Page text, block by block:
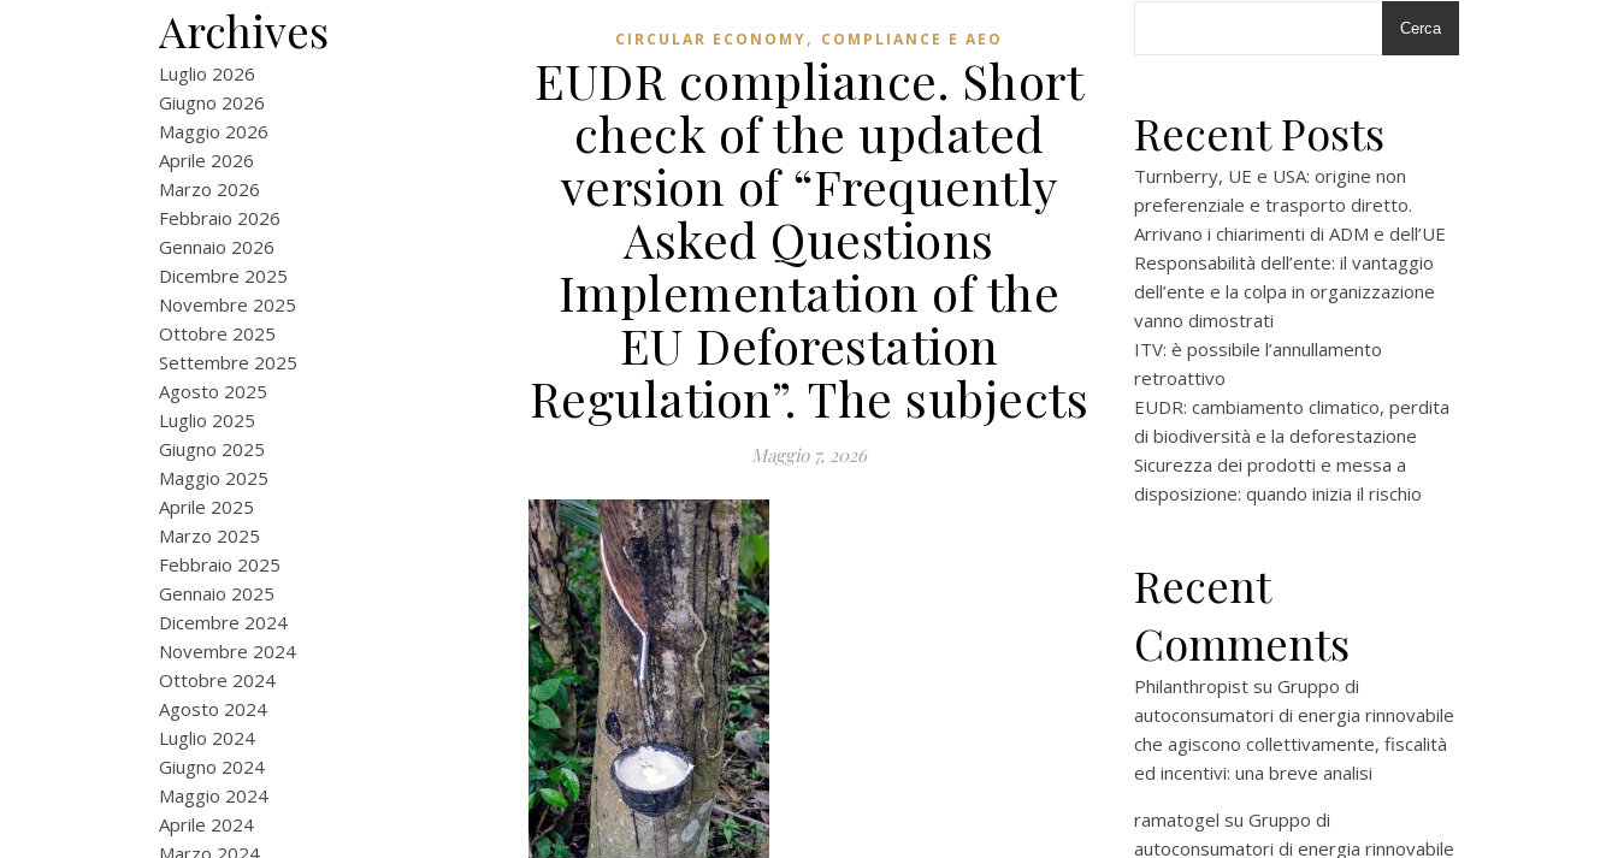
Archives
Luglio 2026
Giugno 2026
Maggio 2026
Aprile 2026
Marzo 2026
Febbraio 2026
Gennaio 2026
Dicembre 2025
Novembre 2025
Ottobre 2025
Settembre 2025
Agosto 2025
Luglio 2025
Giugno 2025
Maggio 2025
Aprile 2025
Marzo 2025
Febbraio 2025
Gennaio 2025
Dicembre 2024
Novembre 2024
Ottobre 2024
Agosto 2024
Luglio 2024
Giugno 2024
Maggio 2024
Aprile 2024
Marzo 2024
CIRCULAR ECONOMY, COMPLIANCE E AEO
EUDR compliance. Short
check of the updated
version of “Frequently
Asked Questions
Implementation of the
EU Deforestation
Regulation”. The subjects
Maggio 7, 2026
Cerca
Recent Posts
Turnberry, UE e USA: origine non
preferenziale e trasporto diretto.
Arrivano i chiarimenti di ADM e dell’UE
Responsabilità dell’ente: il vantaggio
dell’ente e la colpa in organizzazione
vanno dimostrati
ITV: è possibile l’annullamento
retroattivo
EUDR: cambiamento climatico, perdita
di biodiversità e la deforestazione
Sicurezza dei prodotti e messa a
disposizione: quando inizia il rischio
Recent
Comments
Philanthropist su Gruppo di
autoconsumatori di energia rinnovabile
che agiscono collettivamente, fiscalità
ed incentivi: una breve analisi
ramatogel su Gruppo di
autoconsumatori di energia rinnovabile